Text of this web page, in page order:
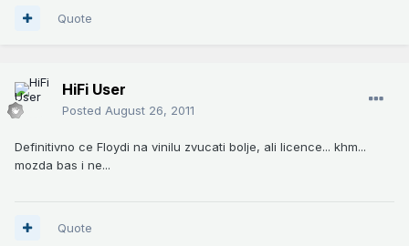
Quote
HiFi User
Posted August 26, 2011
Definitivno ce Floydi na vinilu zvucati bolje, ali licence... khm...
mozda bas i ne...
Quote